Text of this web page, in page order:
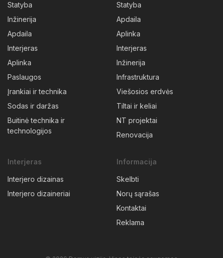
Statyba
Inžinerija
Apdaila
Interjeras
Aplinka
Paslaugos
Įrankiai ir technika
Sodas ir daržas
Buitinė technika ir
technologijos
Statyba
Apdaila
Aplinka
Interjeras
Inžinerija
Infrastruktura
Viešosios erdvės
Tiltai ir keliai
NT projektai
Renovacija
Interjeras
Interjero dizainas
Interjero dizaineriai
Informacija
Skelbti
Norų sąrašas
Kontaktai
Reklama